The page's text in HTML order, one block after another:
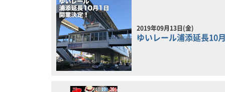
2019年09月13日(金)
ゆいレール浦添延長10